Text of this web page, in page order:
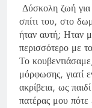
Δύσκολη ζωή
σπίτι του, στο
ήταν αυτή; Ηταν
περισσότερο με
Το
μόρφωσης, γιατί
ακρίβεια, ως
πατέρας μου πότε